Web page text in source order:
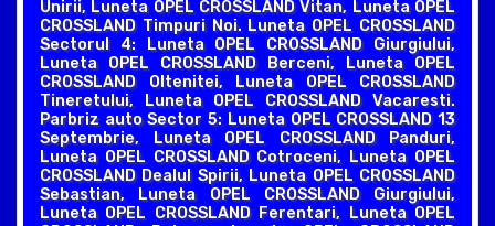
Unirii, Luneta OPEL CROSSLAND Vitan, Luneta OPEL
CROSSLAND Timpuri Noi. Luneta OPEL CROSSLAND
Sectorul 4: Luneta OPEL CROSSLAND Giurgiului,
Luneta OPEL CROSSLAND Berceni, Luneta OPEL
CROSSLAND Oltenitei, Luneta OPEL CROSSLAND
Tineretului, Luneta OPEL CROSSLAND Vacaresti.
Parbriz auto Sector 5: Luneta OPEL CROSSLAND 13
Septembrie, Luneta OPEL CROSSLAND Panduri,
Luneta OPEL CROSSLAND Cotroceni, Luneta OPEL
CROSSLAND Dealul Spirii, Luneta OPEL CROSSLAND
Sebastian, Luneta OPEL CROSSLAND Giurgiului,
Luneta OPEL CROSSLAND Ferentari, Luneta OPEL